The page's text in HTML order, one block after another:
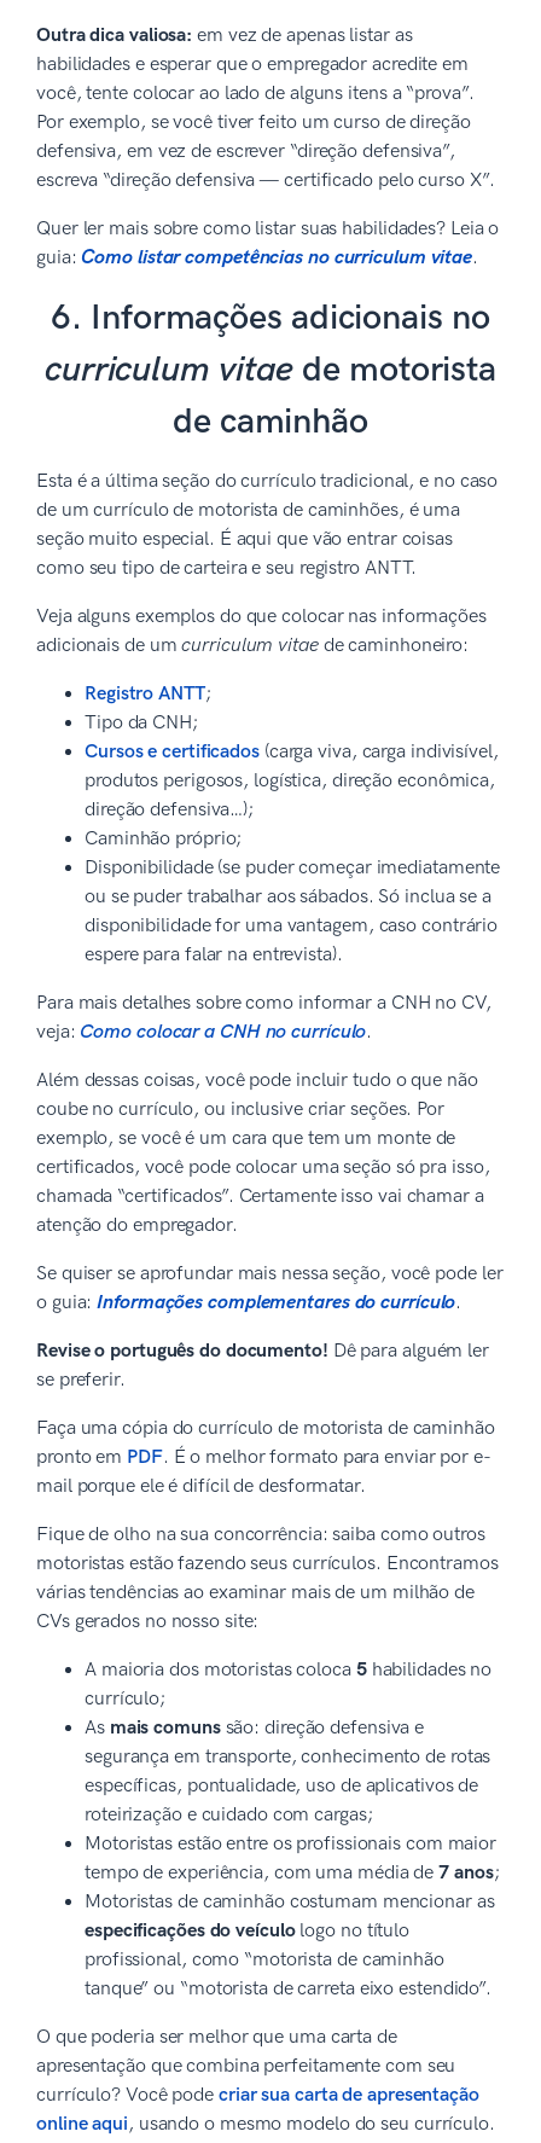
Outra dica valiosa: em vez de apenas listar as
habilidades e esperar que o empregador acredite em
você, tente colocar ao lado de alguns itens a “prova”.
Por exemplo, se você tiver feito um curso de direção
defensiva, em vez de escrever “direção defensiva”,
escreva “direção defensiva — certificado pelo curso X”.
Quer ler mais sobre como listar suas habilidades? Leia o
guia: Como listar competências no curriculum vitae.
6. Informações adicionais no
curriculum vitae de motorista
de caminhão
Esta é a última seção do currículo tradicional, e no caso
de um currículo de motorista de caminhões, é uma
seção muito especial. É aqui que vão entrar coisas
como seu tipo de carteira e seu registro ANTT.
Veja alguns exemplos do que colocar nas informações
adicionais de umcurriculum vitaede caminhoneiro:
Registro ANTT;
Tipo da CNH;
Cursos e certificados(carga viva, carga indivisível,
produtos perigosos, logística, direção econômica,
direção defensiva…);
Caminhão próprio;
Disponibilidade (se puder começar imediatamente
ou se puder trabalhar aos sábados. Só inclua se a
disponibilidade for uma vantagem, caso contrário
espere para falar na entrevista).
Para mais detalhes sobre como informar a CNH no CV,
veja: Como colocar a CNH no currículo.
Além dessas coisas, você pode incluir tudo o que não
coube no currículo, ou inclusive criar seções. Por
exemplo, se você é um cara que tem um monte de
certificados, você pode colocar uma seção só pra isso,
chamada “certificados”. Certamente isso vai chamar a
atenção do empregador.
Se quiser se aprofundar mais nessa seção, você pode ler
o guia:Informações complementares do currículo.
Revise o português do documento! Dê para alguém ler
se preferir.
Faça uma cópia do currículo de motorista de caminhão
pronto em PDF. É o melhor formato para enviar por e-
mail porque ele é difícil de desformatar.
Fique de olho na sua concorrência: saiba como outros
motoristas estão fazendo seus currículos. Encontramos
várias tendências ao examinar mais de um milhão de
CVs gerados no nosso site:
A maioria dos motoristas coloca 5 habilidades no
currículo;
As mais comunssão: direção defensiva e
segurança em transporte, conhecimento de rotas
específicas, pontualidade, uso de aplicativos de
roteirização e cuidado com cargas;
Motoristas estão entre os profissionais com maior
tempo de experiência, com uma média de7 anos;
Motoristas de caminhão costumam mencionar as
especificações do veículologo no título
profissional, como “motorista de caminhão
tanque” ou “motorista de carreta eixo estendido”.
O que poderia ser melhor que uma carta de
apresentação que combina perfeitamente com seu
currículo? Você pode criar sua carta de apresentação
online aqui, usando o mesmo modelo do seu currículo.